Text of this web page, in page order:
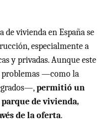
de vivienda en España se
especialmente a
y privadas. Aunque este
problemas —como la
permitió un
de vivienda,
de la oferta.